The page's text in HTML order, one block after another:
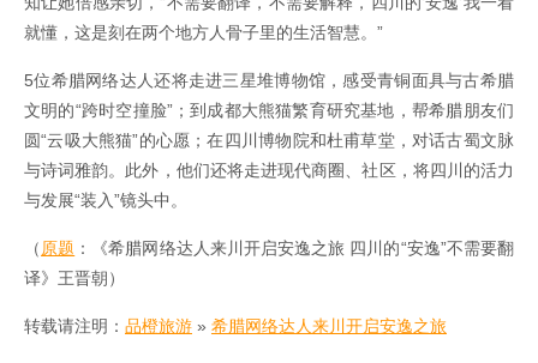
就懂，这是刻在两个地方人骨子里的生活智慧。”
5位希腊网络达人还将走进三星堆博物馆，感受青铜面具与古希腊
文明的“跨时空撞脸”；到成都大熊猫繁育研究基地，帮希腊朋友们
圆“云吸大熊猫”的心愿；在四川博物院和杜甫草堂，对话古蜀文脉
与诗词雅韵。此外，他们还将走进现代商圈、社区，将四川的活力
与发展“装入”镜头中。
（原题 ：《希腊网络达人来川开启安逸之旅 四川的“安逸”不需要翻
译》王晋朝）
转载请注明： 品橙旅游 » 希腊网络达人来川开启安逸之旅